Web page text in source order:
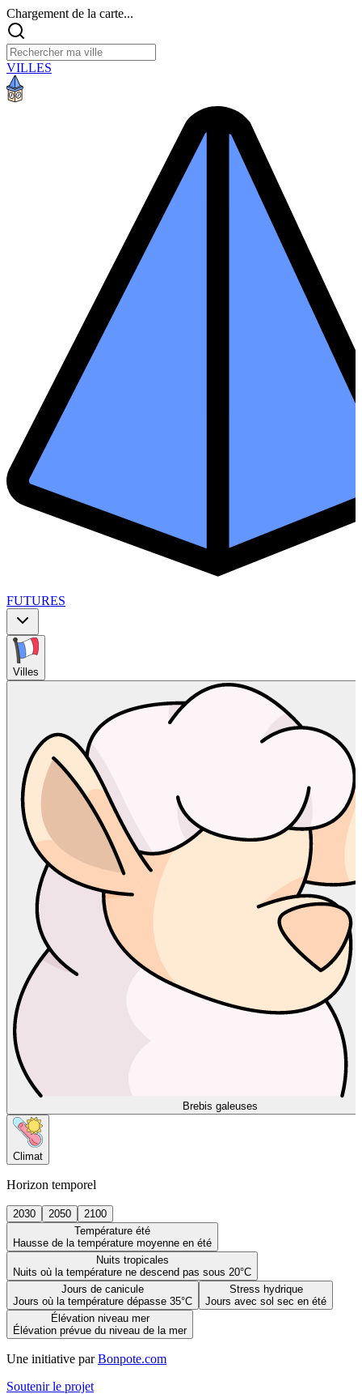
Chargement de la carte...
VILLES
FUTURES
Villes
Brebis galeuses
Climat
Horizon temporel
2030 2050
2100
Température été
Hausse de la température moyenne en été
Nuits tropicales
Nuits où la température ne descend pas sous 20°C
Jours de canicule
Jours où la température dépasse 35°C
Stress hydrique
Jours avec sol sec en été
Élévation niveau mer
Élévation prévue du niveau de la mer
Une initiative par Bonpote.com
Soutenir le projet